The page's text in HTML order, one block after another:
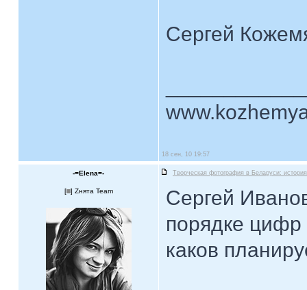
Сергей
18 сен, 10 19:57
-=Elena=- Творческая фотография в Беларуси:
[ ] Zнята Team
Сергей
порядке
каков